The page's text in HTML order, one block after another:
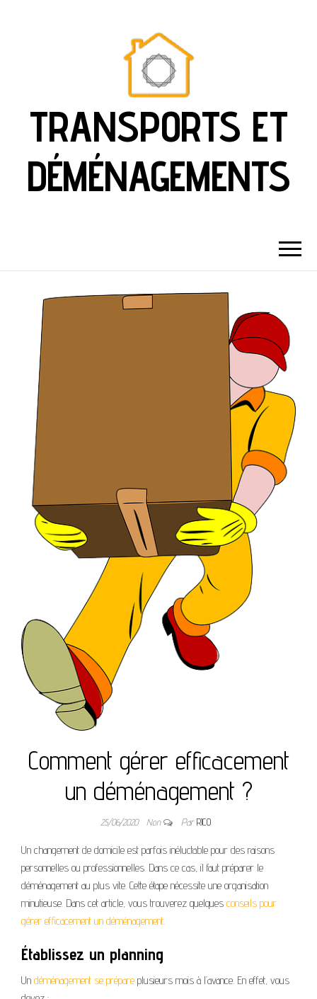
TRANSPORTS ET
DÉMÉNAGEMENTS
Comment gérer efficacement
un déménagement ?
25/06/2020 Non ParRICO
Un changement de domicile est parfois inéluctable pour des raisons
personnelles ou professionnelles. Dans ce cas, il faut préparer le
déménagement au plus vite. Cette étape nécessite une organisation
minutieuse. Dans cet article, vous trouverez quelques conseils pour
gérer efficacement un déménagement.
Établissez un planning
Un déménagement se prépare plusieurs mois à l’avance. En effet, vous